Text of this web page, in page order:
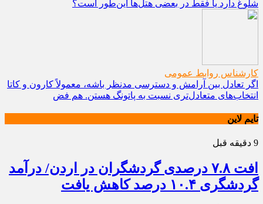
شلوغ دارد یا فقط در بعضی هتل‌ها این‌طور است؟
کارشناس روابط عمومی
اگر تعادل بین آرامش و دسترسی مدنظر باشه، معمولاً کارون و کاتا
انتخاب‌های متعادل‌تری نسبت به پاتونگ هستن. هم فض
تایم لاین
9 دقیقه قبل
افت ۷.۸ درصدی گردشگران در اردن/ درآمد
گردشگری ۱۰.۴ درصد کاهش یافت